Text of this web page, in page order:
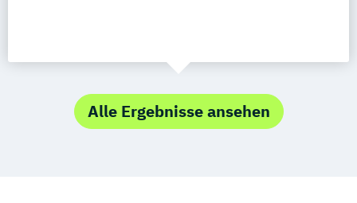
Alle Ergebnisse ansehen